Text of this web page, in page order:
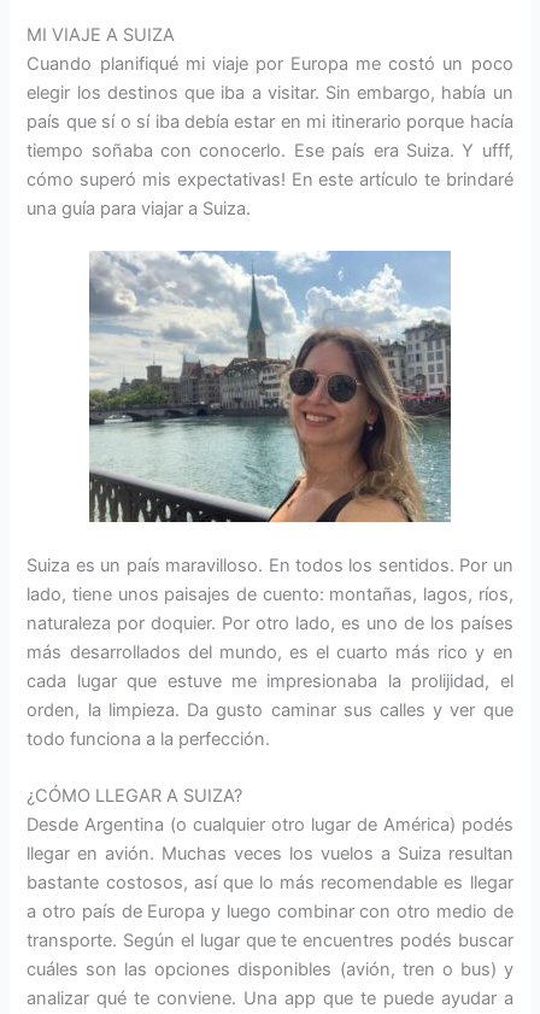
MI VIAJE A SUIZA
Cuando planifiqué mi viaje por Europa me costó un poco
elegir los destinos que iba a visitar. Sin embargo, había un
país que sí o sí iba debía estar en mi itinerario porque hacía
tiempo soñaba con conocerlo. Ese país era Suiza. Y ufff,
cómo superó mis expectativas! En este artículo te brindaré
una guía para viajar a Suiza.
Suiza es un país maravilloso. En todos los sentidos. Por un
lado, tiene unos paisajes de cuento: montañas, lagos, ríos,
naturaleza por doquier. Por otro lado, es uno de los países
más desarrollados del mundo, es el cuarto más rico y en
cada lugar que estuve me impresionaba la prolijidad, el
orden, la limpieza. Da gusto caminar sus calles y ver que
todo funciona a la perfección.
¿CÓMO LLEGAR A SUIZA?
Desde Argentina (o cualquier otro lugar de América) podés
llegar en avión. Muchas veces los vuelos a Suiza resultan
bastante costosos, así que lo más recomendable es llegar
a otro país de Europa y luego combinar con otro medio de
transporte. Según el lugar que te encuentres podés buscar
cuáles son las opciones disponibles (avión, tren o bus) y
analizar qué te conviene. Una app que te puede ayudar a